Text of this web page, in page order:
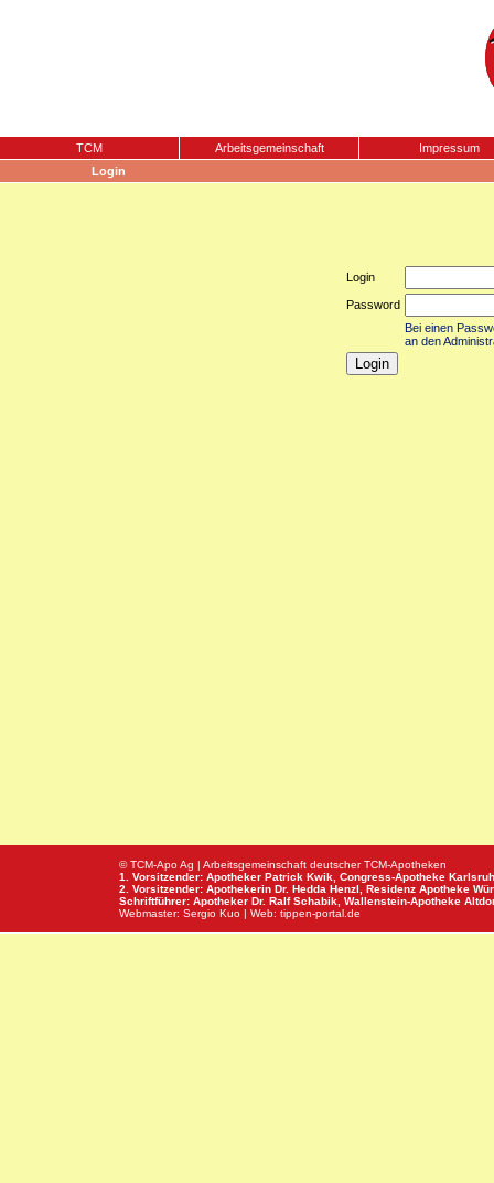
TCM Arbeitsgemeinschaft
Impressum
Login
Login
Password
Bei einen
an den
© TCM-Apo Ag | Arbeitsgemeinschaft deutscher TCM-Apotheken
1. Vorsitzender: Apotheker Patrick Kwik, Congress-Apotheke
2. Vorsitzender: Apothekerin Dr. Hedda Henzl, Residenz Apotheke
Schriftführer: Apotheker Dr. Ralf Schabik, Wallenstein-Apotheke
Webmaster: Sergio Kuo | Web: tippen-portal.de